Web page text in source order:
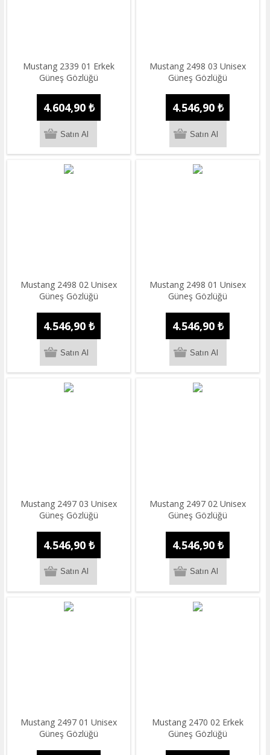
Mustang 2339 01 Erkek
Güneş Gözlüğü
4.604,90 ₺
Mustang 2498 03 Unisex
Güneş Gözlüğü
4.546,90 ₺
Mustang 2498 02 Unisex
Güneş Gözlüğü
4.546,90 ₺
Mustang 2498 01 Unisex
Güneş Gözlüğü
4.546,90 ₺
Mustang 2497 03 Unisex
Güneş Gözlüğü
4.546,90 ₺
Mustang 2497 02 Unisex
Güneş Gözlüğü
4.546,90 ₺
Mustang 2497 01 Unisex
Güneş Gözlüğü
Mustang 2470 02 Erkek
Güneş Gözlüğü